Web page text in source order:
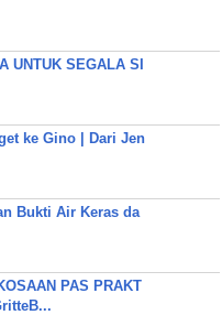
UNTUK SEGALA SI
ke Gino | Dari Jen
Bukti Air Keras da
PAS PRAKT